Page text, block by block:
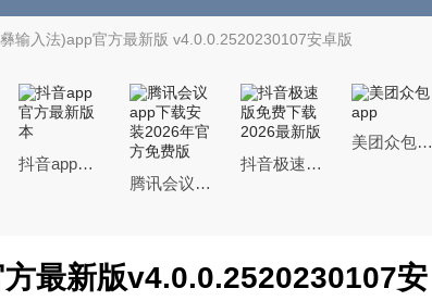
输入法)app官方最新版 v4.0.0.2520230107安卓版
抖音app官方最新版本
腾讯会议app下载安装2026年官方免费版
抖音极速版免费下载2026最新版
美团众包app
最新版v4.0.0.2520230107安